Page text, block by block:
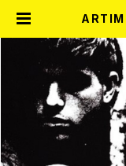
ARTIMUS
|